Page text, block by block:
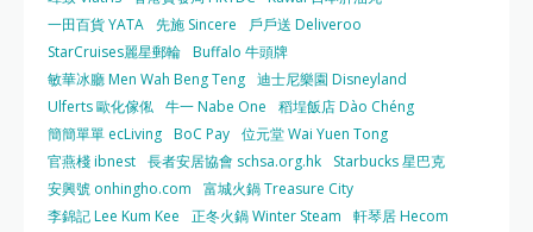
一田百貨 YATA 先施 Sincere
戶戶送 Deliveroo
StarCruises麗星郵輪 Buffalo 牛頭牌
敏華冰廳 Men Wah Beng Teng 迪士尼樂園 Disneyland
Ulferts 歐化傢俬 牛一 Nabe One
稻埕飯店 Dào Chéng
簡簡單單 ecLiving BoC Pay 位元堂 Wai Yuen Tong
官燕棧 ibnest 長者安居協會 schsa.org.hk
Starbucks 星巴克
安興號 onhingho.com
富城火鍋 Treasure City
李錦記 Lee Kum Kee
正冬火鍋 Winter Steam
軒琴居 Hecom